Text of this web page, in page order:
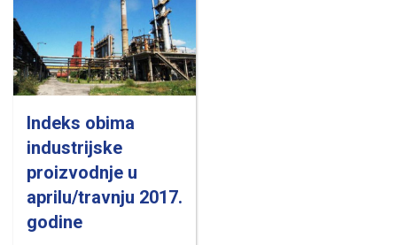
Indeks obima
industrijske
proizvodnje u
aprilu/travnju 2017.
godine